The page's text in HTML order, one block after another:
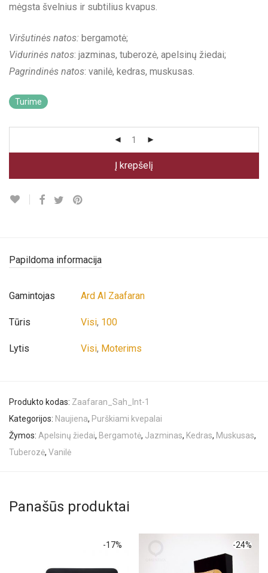
mėgsta švelnius ir subtilius kvapus.
Viršutinės natos: bergamotė;
Vidurinės natos: jazminas, tuberozė, apelsinų žiedai;
Pagrindinės natos: vanilė, kedras, muskusas.
Turime
Į krepšelį
Papildoma informacija
Gamintojas Ard Al Zaafaran
Tūris Visi, 100
Lytis Visi, Moterims
Produkto kodas: Zaafaran_Sah_Int-1
Kategorijos: Naujiena, Purškiami kvepalai
Žymos: Apelsinų žiedai, Bergamotė, Jazminas, Kedras, Muskusas,
Tuberozė, Vanilė
Panašūs produktai
-17% -24%